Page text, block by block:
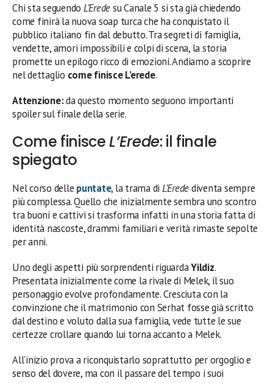
Chi sta seguendo L’Eredesu Canale 5 si sta già chiedendo
come finirà la nuova soap turca che ha conquistato il
pubblico italiano fin dal debutto. Tra segreti di famiglia,
vendette, amori impossibili e colpi di scena, la storia
promette un epilogo ricco di emozioni. Andiamo a scoprire
nel dettaglio come finisce L’erede.
Attenzione:da questo momento seguono importanti
spoiler sul finale della serie.
Come finisceL’Erede: il finale
spiegato
Nel corso delle puntate, la trama di L’Eredediventa sempre
più complessa. Quello che inizialmente sembra uno scontro
tra buoni e cattivi si trasforma infatti in una storia fatta di
identità nascoste, drammi familiari e verità rimaste sepolte
per anni.
Uno degli aspetti più sorprendenti riguardaYildiz.
Presentata inizialmente come la rivale di Melek, il suo
personaggio evolve profondamente. Cresciuta con la
convinzione che il matrimonio con Serhat fosse già scritto
dal destino e voluto dalla sua famiglia, vede tutte le sue
certezze crollare quando lui torna accanto a Melek.
All’inizio prova a riconquistarlo soprattutto per orgoglio e
senso del dovere, ma con il passare del tempo i suoi